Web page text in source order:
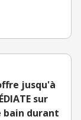
jusqu'à
sur
bain durant